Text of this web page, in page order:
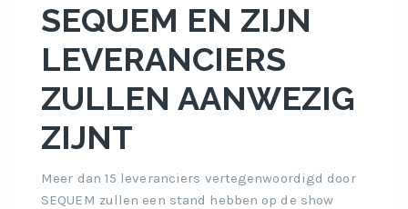
SEQUEM EN ZIJN
LEVERANCIERS
ZULLEN AANWEZIG
ZIJNT
Meer dan 15 leveranciers vertegenwoordigd door
SEQUEM zullen een stand hebben op de show